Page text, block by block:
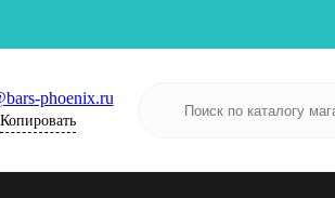
phoenix.ru
Копировать